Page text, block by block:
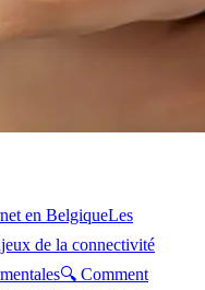
en BelgiqueLes
de la connectivité
🔍 Comment